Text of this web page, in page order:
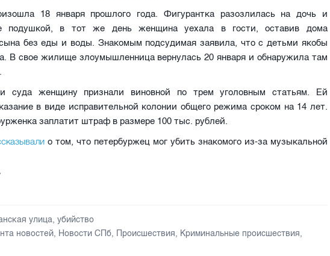
18 января прошлого года. Фигурантка разозлилась на дочь и
подушкой, в тот же день женщина уехала в гости, оставив дома
без еды и воды. Знакомым подсудимая заявила, что с детьми якобы
В свое жилище злоумышленница вернулась 20 января и обнаружила там
суда женщину признали виновной по трем уголовным статьям. Ей
в виде исправительной колонии общего режима сроком на 14 лет.
заплатит штраф в размере 100 тыс. рублей.
о том, что петербуржец мог убить знакомого из-за музыкальной
улица,убийство
новостей, Новости СПб, Происшествия, Криминальные происшествия,